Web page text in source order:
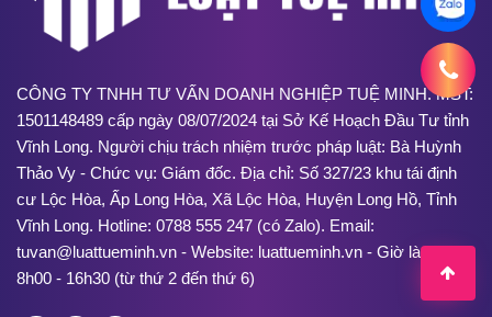
CÔNG TY TNHH TƯ VẤN DOANH NGHIỆP TUỆ MINH. MST:
1501148489 cấp ngày 08/07/2024 tại Sở Kế Hoạch Đầu Tư tỉnh
Vĩnh Long. Người chịu trách nhiệm trước pháp luật: Bà Huỳnh
Thảo Vy - Chức vụ: Giám đốc. Địa chỉ: Số 327/23 khu tái định
cư Lộc Hòa, Ấp Long Hòa, Xã Lộc Hòa, Huyện Long Hồ, Tỉnh
Vĩnh Long. Hotline: 0788 555 247 (có Zalo). Email:
tuvan@luattueminh.vn - Website: luattueminh.vn - Giờ làm việc:
8h00 - 16h30 (từ thứ 2 đến thứ 6)